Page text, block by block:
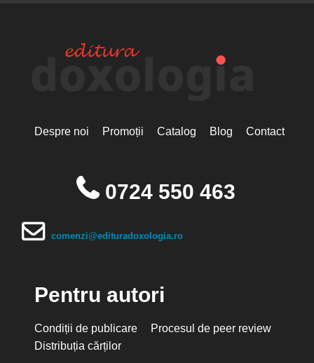
Despre noi Promoții Catalog Blog Contact
0724 550 463
comenzi@edituradoxologia.ro
Pentru autori
Condiții de publicare
Procesul de peer review
Distribuția cărților